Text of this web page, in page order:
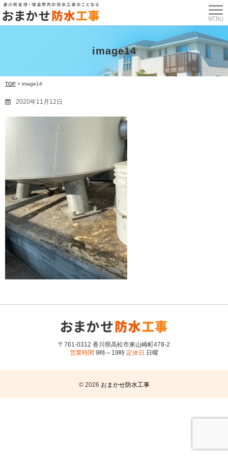
image14
TOP > image14
2020年11月12日
〒761-0312 香川県高松市東山崎町478-2
営業時間 9時～19時 定休日 日曜
© 2026 おまかせ防水工事